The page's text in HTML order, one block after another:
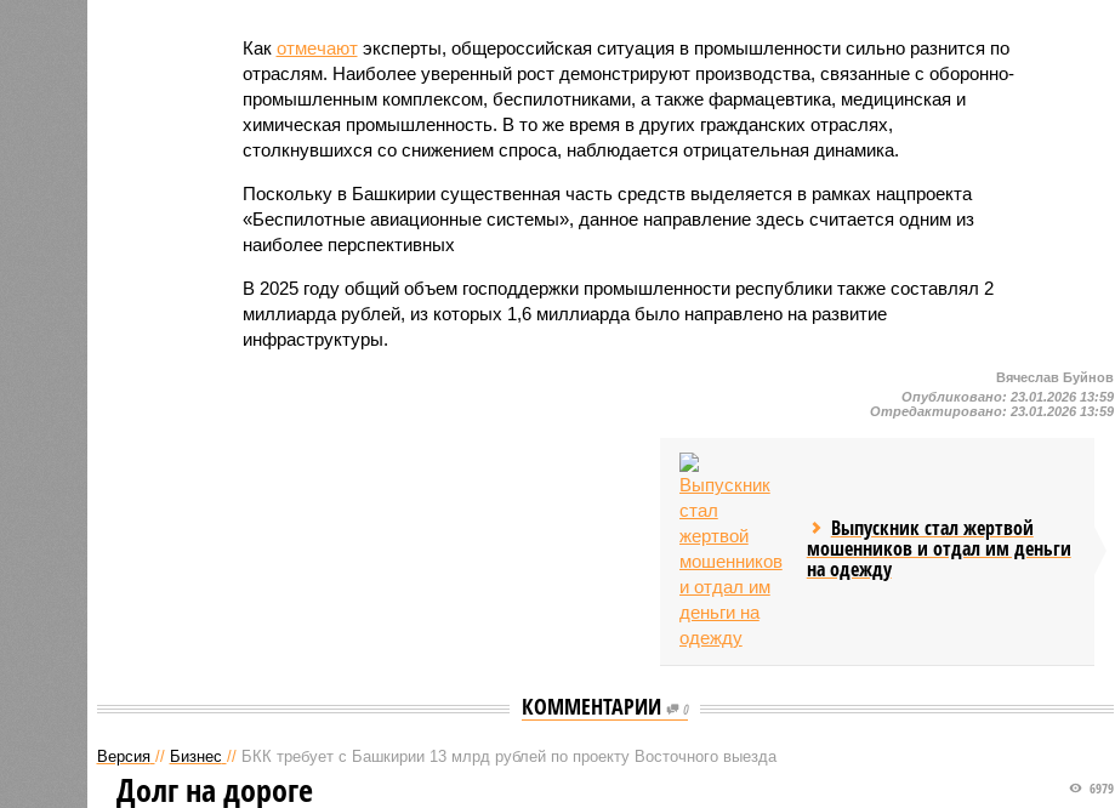
Как отмечаютэксперты, общероссийская ситуация в промышленности сильно разнится по
отраслям. Наиболее уверенный рост демонстрируют производства, связанные с оборонно-
промышленным комплексом, беспилотниками, а также фармацевтика, медицинская и
химическая промышленность. В то же время в других гражданских отраслях,
столкнувшихся со снижением спроса, наблюдается отрицательная динамика.
Поскольку в Башкирии существенная часть средств выделяется в рамках нацпроекта
«Беспилотные авиационные системы», данное направление здесь считается одним из
наиболее перспективных
В 2025 году общий объем господдержки промышленности республики также составлял 2
миллиарда рублей, из которых 1,6 миллиарда было направлено на развитие
инфраструктуры.
Вячеслав Буйнов
Опубликовано:23.01.2026 13:59
Отредактировано:23.01.2026 13:59
Выпускник стал жертвой
мошенников и отдал им деньги
на одежду
КОММЕНТАРИИ 0
Версия // Бизнес // БКК требует с Башкирии 13 млрд рублей по проекту Восточного выезда
6979
Долг на дороге